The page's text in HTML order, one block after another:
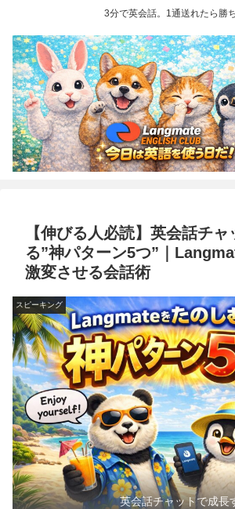
3分で英会話。1通送れたら勝ち
【伸びる人必読】英会話チ
る”神パターン5つ”｜
激変させる会話術
スピーキング
英会話チャットで成長